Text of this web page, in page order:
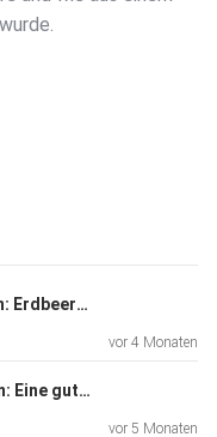
#4 Desinfektionsassistentin: Erdbeermarmelade & Faschiertes
vor 4 Monaten
#3 Verwaltungsmitarbeiterin: Eine gute Führungskraft sollte nicht dein bester Freund sein
vor 5 Monaten